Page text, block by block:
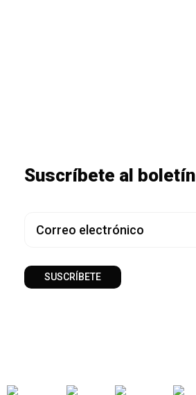
Suscríbete al boletín
SUSCRÍBETE